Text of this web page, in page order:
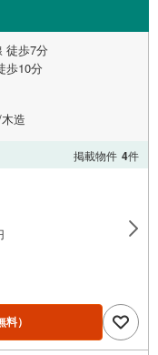
徒歩7分
歩10分
造
掲載物件 4件
料）